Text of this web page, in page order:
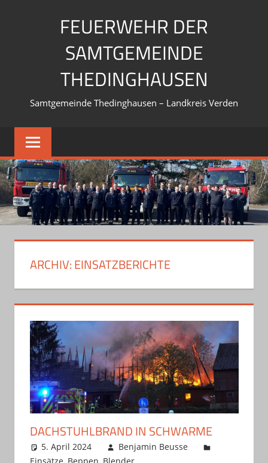
FEUERWEHR DER
SAMTGEMEINDE
THEDINGHAUSEN
Samtgemeinde Thedinghausen – Landkreis Verden
ARCHIV:EINSATZBERICHTE
DACHSTUHLBRAND IN SCHWARME
5. April 2024
Benjamin Beusse